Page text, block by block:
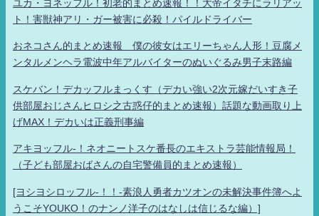
ユカ・ヨネッフル！初老的まとめ速報！！大帝イタチにラリアッ
ト！害獣神アリ・ガー被害に必殺！パイルドライバー
おネコさん的まとめ速報 僕の彼女はエリーちゃん人形！豆腐メ
ンタルメンヘラ電波中年アルバイターのぬいぐるみ男子末路編
スケバン！デカッフルまっくす（デカい強い2次元嫁だいすき子
供部屋おじさんヒロシ之古惑仔的まとめ速報）話題な動画取り上
げMAX！デカいは正義刑事編
アキヨッフル-！ネオニートスケ番長のエキストラ芸能情報局！
（子ども部屋おばさんの自宅警備員的まとめ速報）
[ヨシヨシロッフル-！！-素浪人勇者カツオンの未解決事件簿へよ
うこそYOUKO！のナンノ洋子のはなしは信じるな編）]